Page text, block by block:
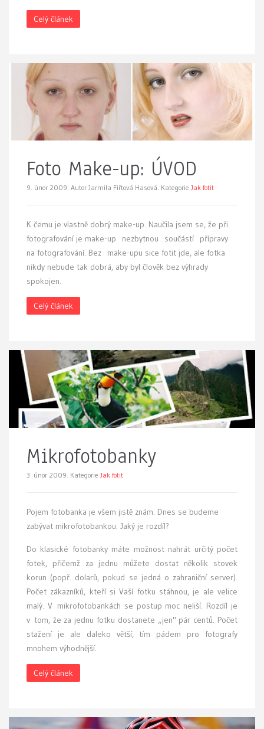
Celý článek
Foto Make-up: ÚVOD
9. únor 2009. Autor Jarmila Fiřtová Hasová. Kategorie Jak fotit
K čemu je vlastně dobrý make-up. Naučila jsem se, že při
fotografování je make-up nezbytnou součástí přípravy
na fotografování. Bez make-upu sice fotit jde, ale fotka
nikdy nebude tak dobrá, aby byl člověk bez výhrady
spokojen.
Celý článek
Mikrofotobanky
3. únor 2009. Kategorie Jak fotit
Pojem fotobanka je všem jistě znám. Dnes se budeme
zabývat mikrofotobankou. Jaký je rozdíl?
Do klasické fotobanky máte možnost nahrát určitý počet
fotek, přičemž za jednu můžete dostat několik stovek
korun (popř. dolarů, pokud se jedná o zahraniční server).
Počet zákazníků, kteří si Vaší fotku stáhnou, je ale velice
malý. V mikrofotobankách se postup moc neliší. Rozdíl je
v tom, že za jednu fotku dostanete „jen" pár centů. Počet
stažení je ale daleko větší, tím pádem pro fotografy
mnohem výhodnější.
Celý článek